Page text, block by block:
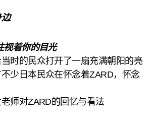
视着你的目光
时的民众打开了一扇充满朝阳的亮
少日本民众在怀念着ZARD，怀念
师对ZARD的回忆与看法